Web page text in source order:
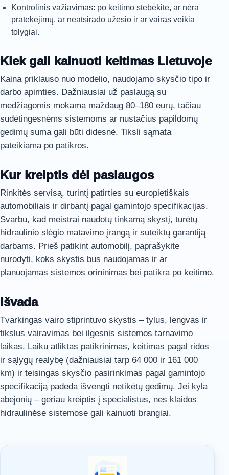
Kontrolinis važiavimas: po keitimo stebėkite, ar nėra
pratekėjimų, ar neatsirado ūžesio ir ar vairas veikia
tolygiai.
Kiek gali kainuoti keitimas Lietuvoje
Kaina priklauso nuo modelio, naudojamo skysčio tipo ir
darbo apimties. Dažniausiai už paslaugą su
medžiagomis mokama maždaug 80–180 eurų, tačiau
sudėtingesnėms sistemoms ar nustačius papildomų
gedimų suma gali būti didesnė. Tiksli sąmata
pateikiama po patikros.
Kur kreiptis dėl paslaugos
Rinkitės servisą, turintį patirties su europietiškais
automobiliais ir dirbantį pagal gamintojo specifikacijas.
Svarbu, kad meistrai naudotų tinkamą skystį, turėtų
hidraulinio slėgio matavimo įrangą ir suteiktų garantiją
darbams. Prieš patikint automobilį, paprašykite
nurodyti, koks skystis bus naudojamas ir ar
planuojamas sistemos orininimas bei patikra po keitimo.
Išvada
Tvarkingas vairo stiprintuvo skystis – tylus, lengvas ir
tikslus vairavimas bei ilgesnis sistemos tarnavimo
laikas. Laiku atliktas patikrinimas, keitimas pagal ridos
ir sąlygų realybę (dažniausiai tarp 64 000 ir 161 000
km) ir teisingas skysčio pasirinkimas pagal gamintojo
specifikaciją padeda išvengti netikėtų gedimų. Jei kyla
abejonių – geriau kreiptis į specialistus, nes klaidos
hidraulinėse sistemose gali kainuoti brangiai.